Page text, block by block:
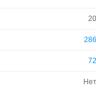
20
286
72
Нет